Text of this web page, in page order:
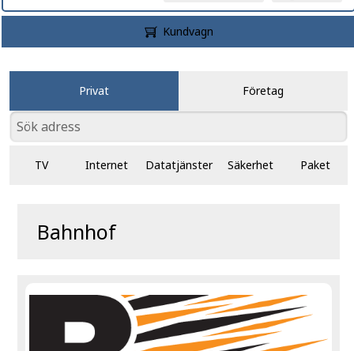
Kundvagn
Privat Företag
TV Internet Datatjänster Säkerhet Paket
Bahnhof